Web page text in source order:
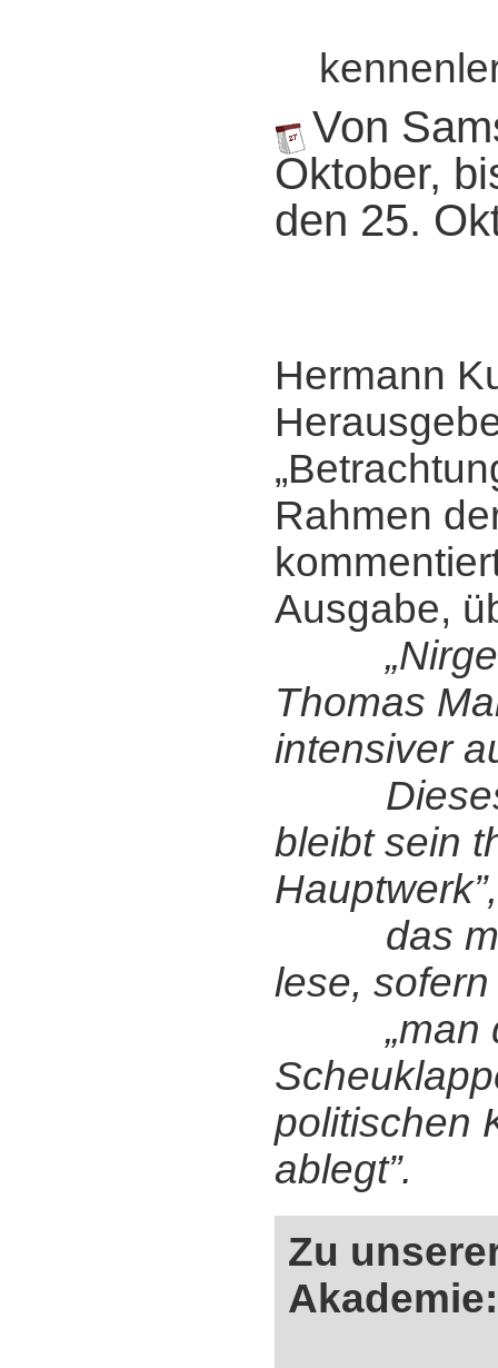
Von
Oktober,
den 25.
Hermann
Rahmen
Ausgabe,
Thomas
intensiver
Dieses
bleibt sein
Hauptwerk”,
das
lese, sofern
„man
politischen
ablegt”.
Zu
Akademie: